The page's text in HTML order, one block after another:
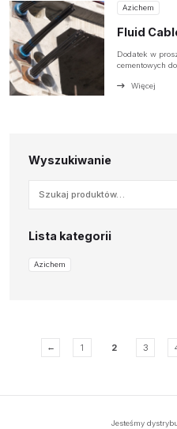
BAZA
Azichem
Fluid
Dodatek w
cementowych
Więcej
Wyszukiwanie
Lista kategorii
Azichem
← 1 2 3
Jesteśmy